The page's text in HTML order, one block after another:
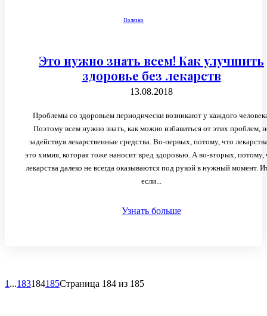
Полезно
Это нужно знать всем! Как улучшить
здоровье без лекарств
13.08.2018
Проблемы со здоровьем периодически возникают у каждого
Поэтому всем нужно знать, как можно избавиться от этих проблем,
задействуя лекарственные средства. Во-первых, потому, что
это химия, которая тоже наносит вред здоровью. А во-вторых, потому,
лекарства далеко не всегда оказываются под рукой в нужный момент.
если...
Узнать больше
1 ...183184185Страница 184 из 185